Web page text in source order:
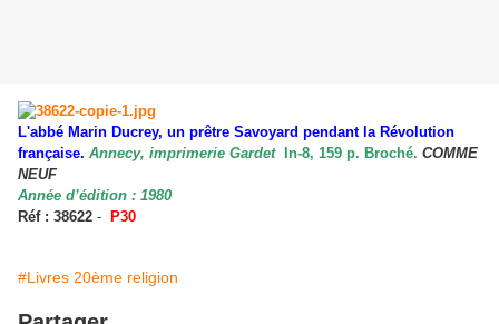
L'abbé Marin Ducrey, un prêtre Savoyard pendant la Révolution
française. Annecy, imprimerie Gardet In-8, 159 p. Broché. COMME
NEUF
Année d’édition : 1980
Réf : 38622 - P30
#Livres 20ème religion